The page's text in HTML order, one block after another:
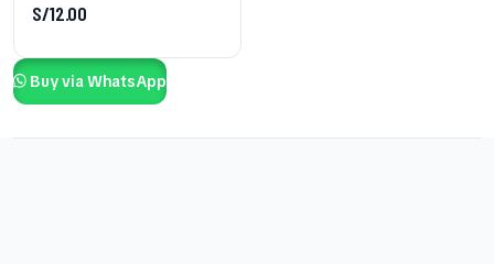
S/12.00
Buy via WhatsApp